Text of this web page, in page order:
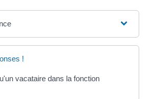
!
vacataire dans la fonction